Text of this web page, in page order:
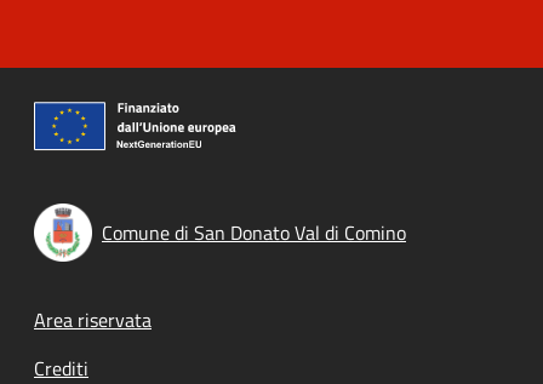
Comune di San Donato Val di Comino
Footer menu
Area riservata
Crediti